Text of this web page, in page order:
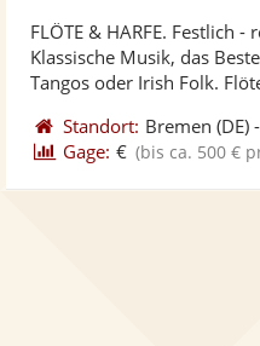
FLÖTE & HARFE. Festlich
Klassische Musik, das
Tangos oder Irish Folk.
Standort: Bremen (DE) -
Gage: € (bis ca. 500 €